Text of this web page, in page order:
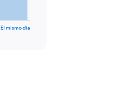
El mismo día